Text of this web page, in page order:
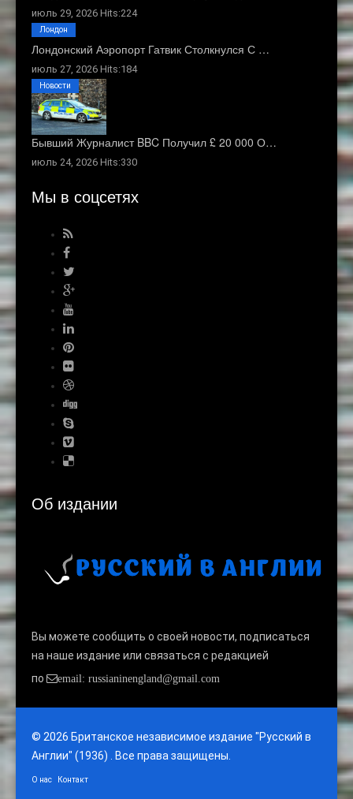
июль 29, 2026 Hits:224
Лондонский Аэропорт Гатвик Столкнулся С …
июль 27, 2026 Hits:184
Лондон
Бывший Журналист BBC Получил £ 20 000 О…
июль 24, 2026 Hits:330
Новости
Мы в соцсетях
Об издании
Вы можете сообщить о своей новости, подписаться
на наше издание или связаться с редакцией
по
email: russianinengland@gmail.com
© 2026 Британское независимое издание "Русский в
Англии" (1936) . Все права защищены.
О нас Контакт